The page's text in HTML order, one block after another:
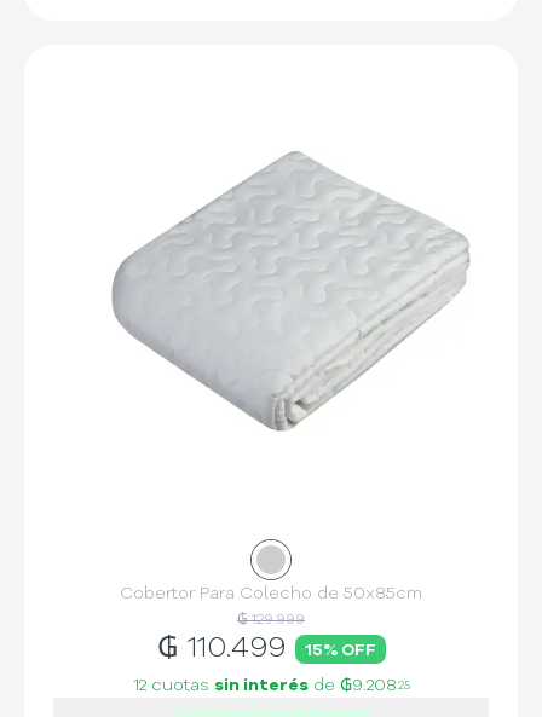
Cobertor Para Colecho de 50x85cm
₲ 129.999
₲ 110.499 15% OFF
12 cuotas sin interésde ₲9.208 25